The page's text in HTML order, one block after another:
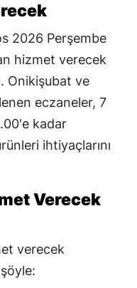
2026 Perşembe
hizmet verecek
Onikişubat ve
eczaneler, 7
kadar
ihtiyaçlarını
Verecek
verecek